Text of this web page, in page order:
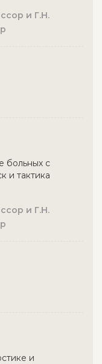
и Г.Н.
больных с
и тактика
и Г.Н.
и